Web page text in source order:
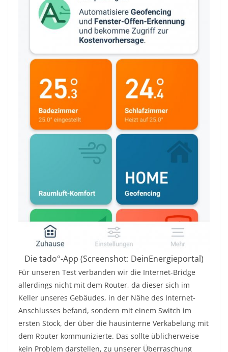
Die tado°-App (Screenshot: DeinEnergieportal)
Für unseren Test verbanden wir die Internet-Bridge
allerdings nicht mit dem Router, da dieser sich im
Keller unseres Gebäudes, in der Nähe des Internet-
Anschlusses befand, sondern mit einem Switch im
ersten Stock, der über die hausinterne Verkabelung mit
dem Router kommunizierte. Das sollte üblicherweise
kein Problem darstellen, zu unserer Überraschung